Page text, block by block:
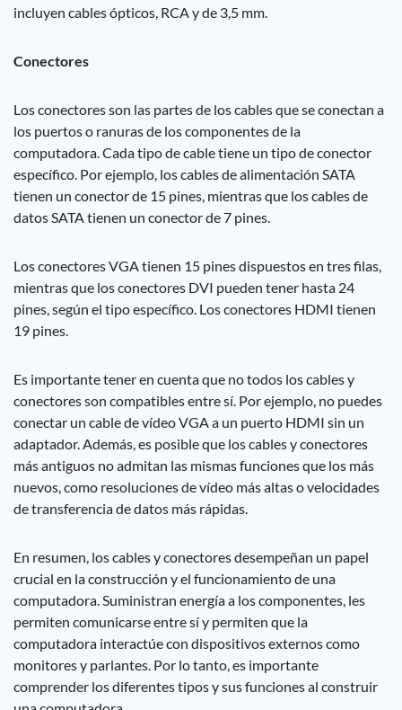
incluyen cables ópticos, RCA y de 3,5 mm.
Conectores
Los conectores son las partes de los cables que se conectan a
los puertos o ranuras de los componentes de la
computadora. Cada tipo de cable tiene un tipo de conector
específico. Por ejemplo, los cables de alimentación SATA
tienen un conector de 15 pines, mientras que los cables de
datos SATA tienen un conector de 7 pines.
Los conectores VGA tienen 15 pines dispuestos en tres filas,
mientras que los conectores DVI pueden tener hasta 24
pines, según el tipo específico. Los conectores HDMI tienen
19 pines.
Es importante tener en cuenta que no todos los cables y
conectores son compatibles entre sí. Por ejemplo, no puedes
conectar un cable de vídeo VGA a un puerto HDMI sin un
adaptador. Además, es posible que los cables y conectores
más antiguos no admitan las mismas funciones que los más
nuevos, como resoluciones de vídeo más altas o velocidades
de transferencia de datos más rápidas.
En resumen, los cables y conectores desempeñan un papel
crucial en la construcción y el funcionamiento de una
computadora. Suministran energía a los componentes, les
permiten comunicarse entre sí y permiten que la
computadora interactúe con dispositivos externos como
monitores y parlantes. Por lo tanto, es importante
comprender los diferentes tipos y sus funciones al construir